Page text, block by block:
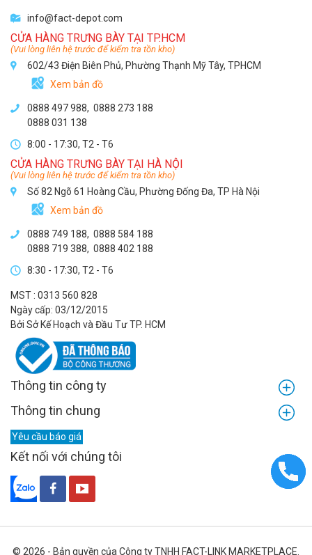
info@fact-depot.com
CỬA HÀNG TRƯNG BÀY TẠI TP.HCM
(Vui lòng liên hệ trước để kiểm tra tồn kho)
602/43 Điện Biên Phủ, Phường Thạnh Mỹ Tây, TPHCM
Xem bản đồ
0888 497 988, 0888 273 188
0888 031 138
8:00 - 17:30, T2 - T6
CỬA HÀNG TRƯNG BÀY TẠI HÀ NỘI
(Vui lòng liên hệ trước để kiểm tra tồn kho)
Số 82 Ngõ 61 Hoàng Cầu, Phường Đống Đa, TP Hà Nội
Xem bản đồ
0888 749 188, 0888 584 188
0888 719 388, 0888 402 188
8:30 - 17:30, T2 - T6
MST : 0313 560 828
Ngày cấp: 03/12/2015
Bởi Sở Kế Hoạch và Đầu Tư TP. HCM
Thông tin công ty
Thông tin chung
Yêu cầu báo giá
Kết nối với chúng tôi
© 2026 - Bản quyền của Công ty TNHH FACT-LINK MARKETPLACE.